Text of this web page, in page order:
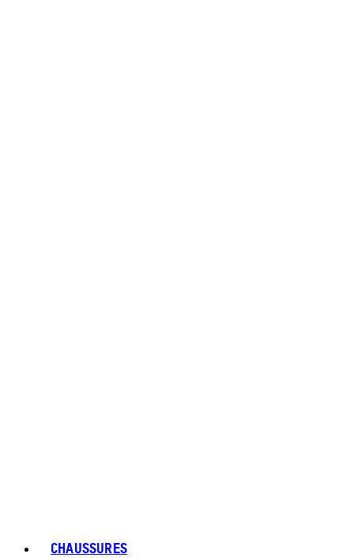
CHAUSSURES